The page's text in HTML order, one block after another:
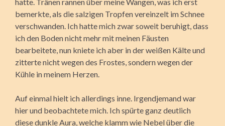
bemerkte, als die salzigen Tropfen vereinzelt im Schnee
verschwanden. Ich hatte mich zwar soweit beruhigt, dass
ich den Boden nicht mehr mit meinen Fäusten
bearbeitete, nun kniete ich aber in der weißen Kälte und
zitterte nicht wegen des Frostes, sondern wegen der
Kühle in meinem Herzen.
Auf einmal hielt ich allerdings inne. Irgendjemand war
hier und beobachtete mich. Ich spürte ganz deutlich
diese dunkle Aura, welche klamm wie Nebel über die